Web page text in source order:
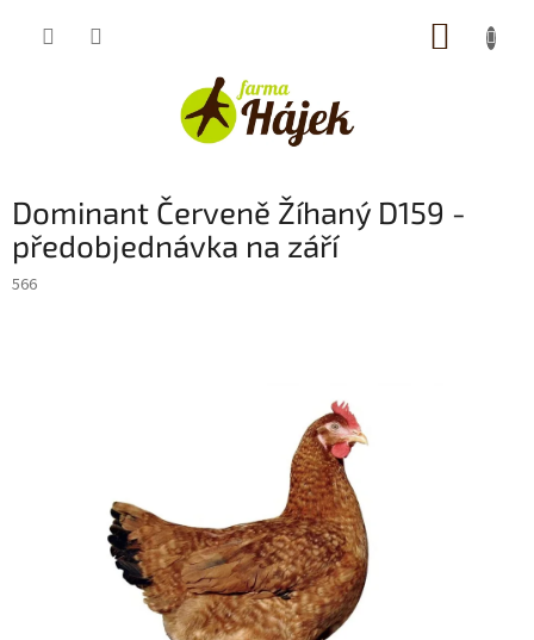
Dominant Červeně Žíhaný D159 -
předobjednávka na září
566